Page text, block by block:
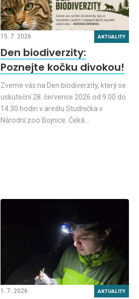
15. 7. 2026 AKTUALITY
Den biodiverzity:
Poznejte kočku divokou!
Zveme vás na Den biodiverzity, který se
uskuteční 28. července 2026 od 9.00 do
14.30 hodin v areálu Studnička v
Národní zoo Bojnice. Čeká…
1. 7. 2026 AKTUALITY